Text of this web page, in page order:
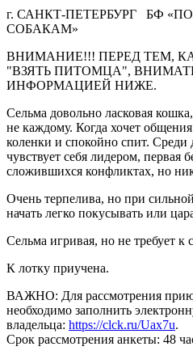
г. САНКТ-ПЕТЕРБУРГ БФ
СОБАКАМ»
ВНИМАНИЕ!!! ПЕРЕД ТЕМ,
"ВЗЯТЬ ПИТОМЦА",
ИНФОРМАЦИЕЙ НИЖЕ.
Сельма довольно ласковая
не каждому. Когда хочет
коленки и спокойно спит. Среди
чувствует себя лидером, первая
сложившихся конфликтах, но
Очень терпелива, но при
начать легко покусывать или
Сельма игривая, но не требует к
К лотку приучена.
ВАЖНО: Для рассмотрения
необходимо заполнить
владельца: https://clck.ru/Uax7u.
Срок рассмотрения анкеты: 48